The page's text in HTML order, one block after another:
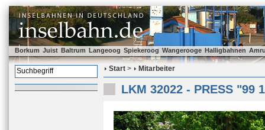
Borkum Juist Baltrum Langeoog Spiekeroog Wangerooge Halligbahnen
Start > Mitarbeiter
LKM 32022 - PRESS "99